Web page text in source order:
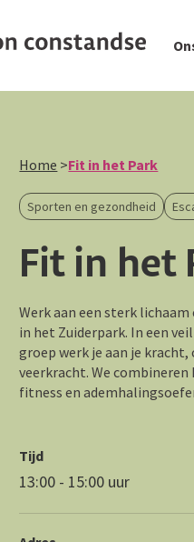
Home >Fit in het Park
Sporten en gezondheid
Fit in het
Werk aan een sterk
in het Zuiderpark. In een
groep werk je aan je
veerkracht. We
fitness en
Tijd
13:00 - 15:00 uur